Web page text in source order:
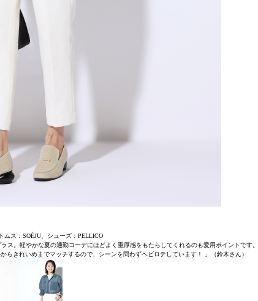
ス：SOÉJU、シューズ：PELLICO
ス。軽やかな夏の通勤コーデにほどよく重厚感をもたらしてくれるのも愛用ポイントです。
きれいめまでマッチするので、シーンを問わずヘビロテしています！ 」（鈴木さん）